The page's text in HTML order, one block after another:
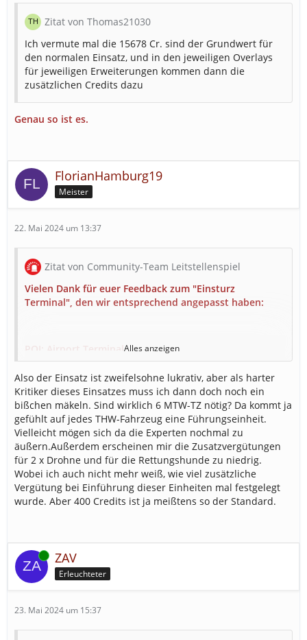
Zitat von Thomas21030
Ich vermute mal die 15678 Cr. sind der Grundwert für
den normalen Einsatz, und in den jeweiligen Overlays
für jeweiligen Erweiterungen kommen dann die
zusätzlichen Credits dazu
Genau so ist es.
FlorianHamburg19
Meister
22. Mai 2024 um 13:37
Zitat von Community-Team Leitstellenspiel
Vielen Dank für euer Feedback zum "Einsturz
Terminal", den wir entsprechend angepasst haben:
Voraussetzungen
30 Feuerwachen
30 Rettungswachen
5 Polizeiwachen
5 THW-Wachen
6 THW Bergungsgruppe
6 THW Zugtrupp
3 THW Räumen
20 LF
4 RW
1 ELW 2
3 DLK
Alles anzeigen
Also der Einsatz ist zweifelsohne lukrativ, aber als harter
Kritiker dieses Einsatzes muss ich dann doch noch ein
bißchen mäkeln. Sind wirklich 6 MTW-TZ nötig? Da kommt ja
gefühlt auf jedes THW-Fahrzeug eine Führungseinheit.
Vielleicht mögen sich da die Experten nochmal zu
äußern.Außerdem erscheinen mir die Zusatzvergütungen
für 2 x Drohne und für die Rettungshunde zu niedrig.
Wobei ich auch nicht mehr weiß, wie viel zusätzliche
Vergütung bei Einführung dieser Einheiten mal festgelegt
wurde. Aber 400 Credits ist ja meißtens so der Standard.
Online ZAV
Erleuchteter
23. Mai 2024 um 15:37